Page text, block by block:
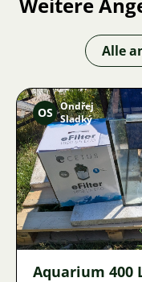
Alle
OS Ondřej
Sladký
Aquarium